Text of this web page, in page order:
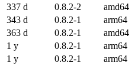
337 d
0.8.2-2 amd64
343 d
0.8.2-1 arm64
363 d
0.8.2-1 amd64
1 y
0.8.2-1 arm64
1 y
0.8.2-1 arm64